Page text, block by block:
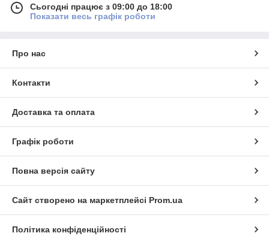
Сьогодні працює з 09:00 до 18:00
Показати весь графік роботи
Про нас
Контакти
Доставка та оплата
Графік роботи
Повна версія сайту
Сайт створено на маркетплейсі Prom.ua
Політика конфіденційності